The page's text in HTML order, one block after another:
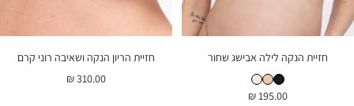
חזיית הנקה לילה אבישג שחור
חזיית הנקה לילה אבישג שחור
חזיית הנקה לילה אבישג גוףחזיית הנקה לילה אבישג שמנת
מחיר
195.00 ₪
חזיית הריון הנקה ושאיבה רוני קרם
מחיר
310.00 ₪